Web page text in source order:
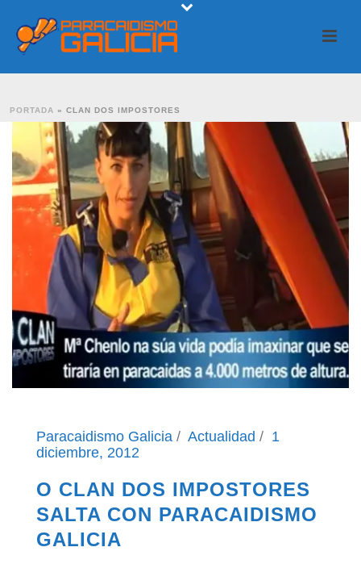
PORTADA » CLAN DOS IMPOSTORES
Paracaidismo Galicia Actualidad
1
diciembre, 2012
O CLAN DOS IMPOSTORES
SALTA CON PARACAIDISMO
GALICIA